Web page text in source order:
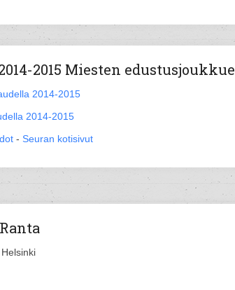
2015 Miesten edustusjoukkue
2014-2015
2014-2015
- Seuran kotisivut